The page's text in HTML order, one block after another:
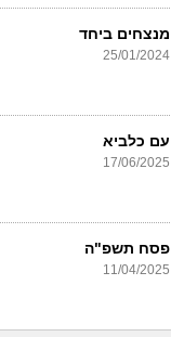
מנצחים ביחד
25/01/2024
עם כלביא
17/06/2025
פסח תשפ"ה
11/04/2025